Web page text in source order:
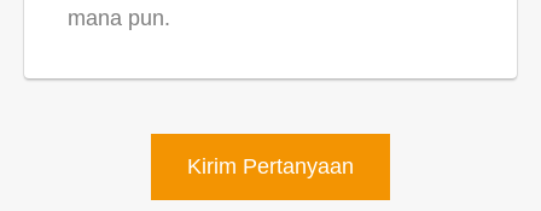
mana pun.
Kirim Pertanyaan